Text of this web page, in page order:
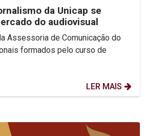
da Unicap se
do audiovisual
Assessoria de Comunicação do
LER MAIS